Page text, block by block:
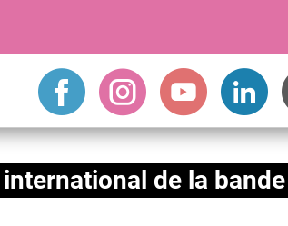
de la